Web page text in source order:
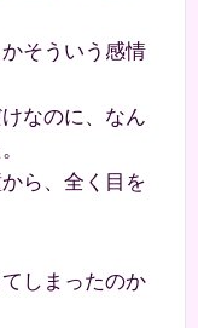
そういう感情
なのに、なん
ら、全く目を
しまったのか